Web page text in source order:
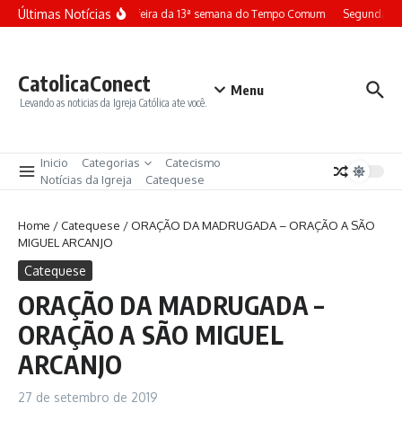
Ir para o conteúdo
Últimas NotíciasTerça-feira da 13ª semana do Tempo Comum Segunda-
CatolicaConect
Levando as noticias da Igreja Católica ate você.
Menu
Inicio Categorias
Catecismo
Notícias da Igreja
Catequese
Home /Catequese /ORAÇÃO DA MADRUGADA – ORAÇÃO A SÃO
MIGUEL ARCANJO
Catequese
ORAÇÃO DA MADRUGADA –
ORAÇÃO A SÃO MIGUEL
ARCANJO
27 de setembro de 2019